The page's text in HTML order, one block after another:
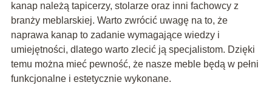
kanap należą tapicerzy, stolarze oraz inni fachowcy z
branży meblarskiej. Warto zwrócić uwagę na to, że
naprawa kanap to zadanie wymagające wiedzy i
umiejętności, dlatego warto zlecić ją specjalistom. Dzięki
temu można mieć pewność, że nasze meble będą w pełni
funkcjonalne i estetycznie wykonane.